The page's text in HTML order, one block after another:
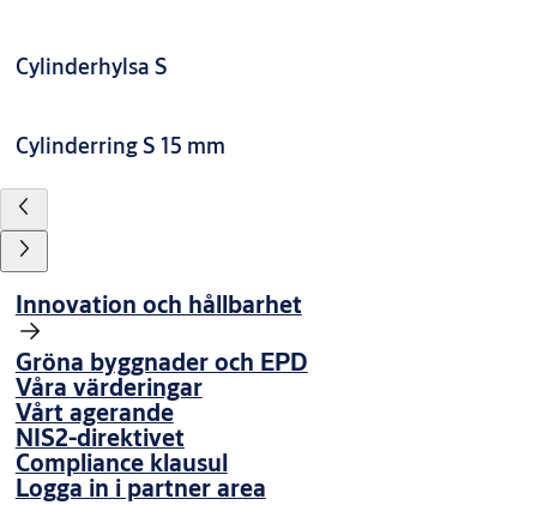
Cylinderhylsa S
Cylinderring S 15 mm
Innovation och hållbarhet
Gröna byggnader och EPD
Våra värderingar
Vårt agerande
NIS2-direktivet
Compliance klausul
Logga in i partner area